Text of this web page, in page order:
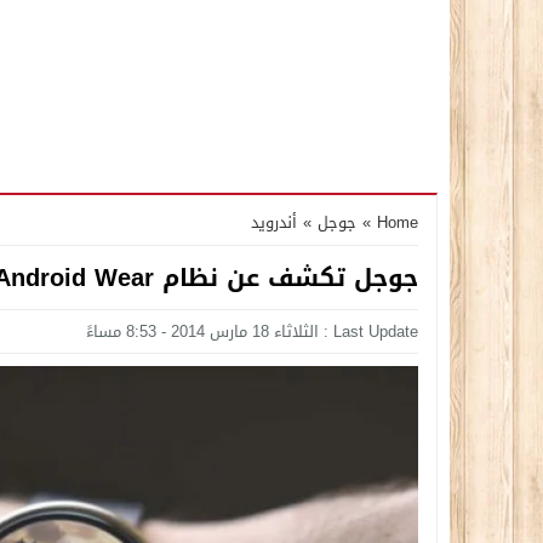
Home
» جوجل » أندرويد
جوجل تكشف عن نظام Android Wear خاص بالساعات الذكيّة وغيرها
Last Update : الثلاثاء 18 مارس 2014 - 8:53 مساءً